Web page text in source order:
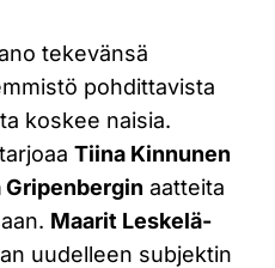
tekevänsä
pohdittavista
koskee naisia.
Tiina Kinnunen
Gripenbergin aatteita
Maarit Leskelä-
uudelleen subjektin